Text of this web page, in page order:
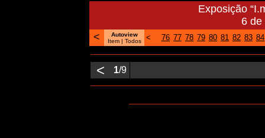
Exposição
6 de
<
Autoview
Item | Todos < 76 77 78 79 80 81 82 83 84
< 1/9